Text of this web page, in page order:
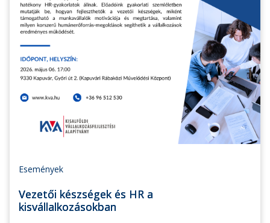
Események
Vezetői készségek és HR a
kisvállalkozásokban